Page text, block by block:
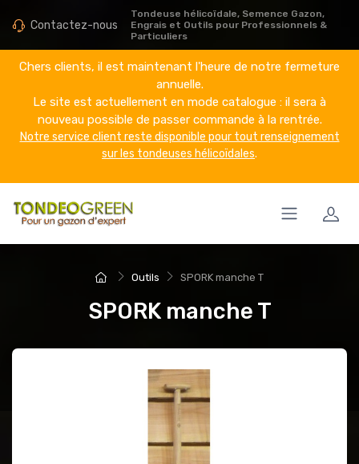
Contactez-nous
Tondeuse hélicoïdale, Semence Gazon,
Engrais et Outils pour Professionnels &
Particuliers
Chers clients, il est maintenant l'heure de notre fermeture
annuelle.
Le site est actuellement en mode catalogue : il sera à
nouveau possible de passer commande à la rentrée.
Notre service client reste disponible pour tout renseignement
sur les tondeuses hélicoïdales.
Outils SPORK manche T
SPORK manche T